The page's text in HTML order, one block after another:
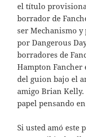
el título
borrador de
ser Mechanismo
por Dangerous
borradores de
Hampton Fancher
del guion bajo el
amigo Brian
papel pensando
Si usted amó este